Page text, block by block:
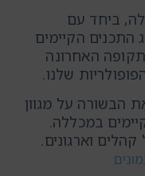
ביחד עם
הקיימים
האחרונה
שלנו.
הבשורה על מגוון
במכללה.
וארגונים.